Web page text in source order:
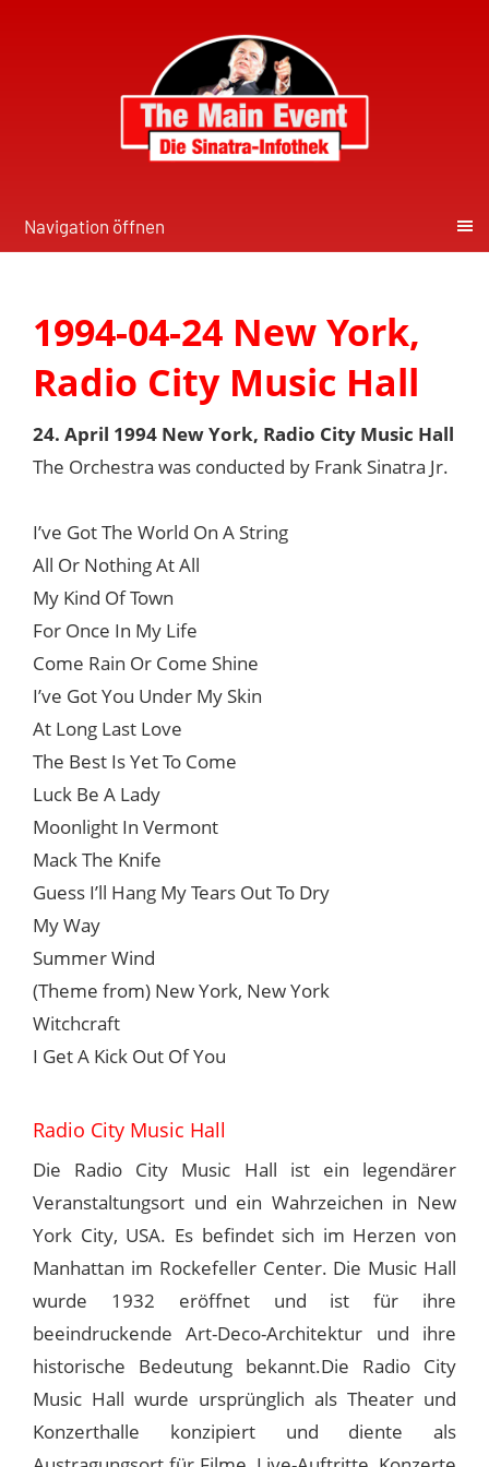
Navigation öffnen
1994-04-24 New York,
Radio City Music Hall
24. April 1994 New York, Radio City Music Hall
The Orchestra was conducted by Frank Sinatra Jr.
I’ve Got The World On A String
All Or Nothing At All
My Kind Of Town
For Once In My Life
Come Rain Or Come Shine
I’ve Got You Under My Skin
At Long Last Love
The Best Is Yet To Come
Luck Be A Lady
Moonlight In Vermont
Mack The Knife
Guess I’ll Hang My Tears Out To Dry
My Way
Summer Wind
(Theme from) New York, New York
Witchcraft
I Get A Kick Out Of You
Radio City Music Hall
Die Radio City Music Hall ist ein legendärer
Veranstaltungsort und ein Wahrzeichen in New
York City, USA. Es befindet sich im Herzen von
Manhattan im Rockefeller Center. Die Music Hall
wurde 1932 eröffnet und ist für ihre
beeindruckende Art-Deco-Architektur und ihre
historische Bedeutung bekannt.Die Radio City
Music Hall wurde ursprünglich als Theater und
Konzerthalle konzipiert und diente als